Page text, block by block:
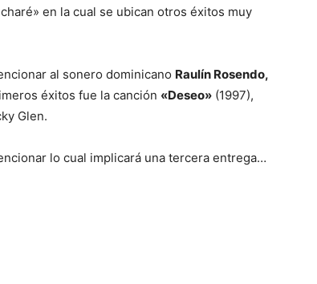
en la cual se ubican otros éxitos muy
al sonero dominicano Raulín Rosendo,
éxitos fue la canción «Deseo» (1997),
Glen.
lo cual implicará una tercera entrega…